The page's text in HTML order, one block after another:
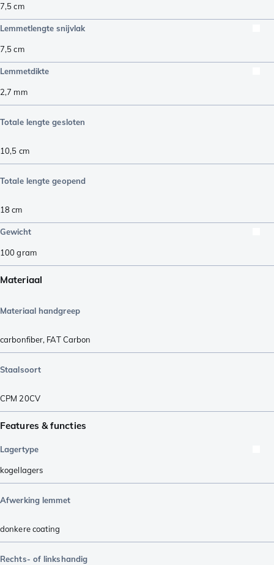
7,5cm
Lemmetlengte snijvlak
7,5cm
Lemmetdikte
2,7 mm
Totale lengte gesloten
10,5 cm
Totale lengte geopend
18cm
Gewicht
100gram
Materiaal
Materiaal handgreep
carbonfiber, FAT Carbon
Staalsoort
CPM 20CV
Features & functies
Lagertype
kogellagers
Afwerking lemmet
donkere coating
Rechts- of linkshandig